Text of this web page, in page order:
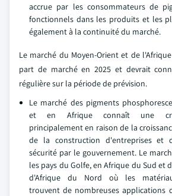
accrue par les consommateurs de
fonctionnels dans les produits et les
également à la continuité du marché.
Le marché du Moyen-Orient et de
part de marché en 2025 et devrait
régulière sur la période de prévision.
Le marché des pigments
et en Afrique connaît une
principalement en raison de la
de la construction d'entreprises et
sécurité par le gouvernement. Le
les pays du Golfe, en Afrique du Sud et
d'Afrique du Nord où les
trouvent de nombreuses applications